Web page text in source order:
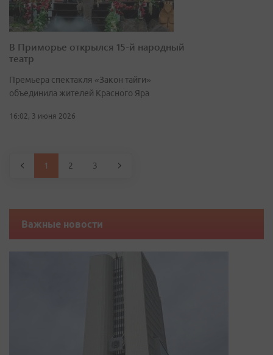
В Приморье открылся 15-й народный
театр
Премьера спектакля «Закон тайги»
объединила жителей Красного Яра
16:02, 3 июня 2026
1 2 3
Важные новости